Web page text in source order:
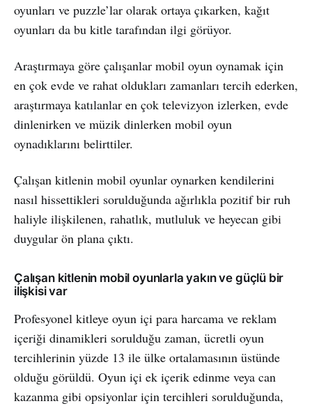
oyunları ve puzzle’lar olarak ortaya çıkarken, kağıt
oyunları da bu kitle tarafından ilgi görüyor.
Araştırmaya göre çalışanlar mobil oyun oynamak için
en çok evde ve rahat oldukları zamanları tercih ederken,
araştırmaya katılanlar en çok televizyon izlerken, evde
dinlenirken ve müzik dinlerken mobil oyun
oynadıklarını belirttiler.
Çalışan kitlenin mobil oyunlar oynarken kendilerini
nasıl hissettikleri sorulduğunda ağırlıkla pozitif bir ruh
haliyle ilişkilenen, rahatlık, mutluluk ve heyecan gibi
duygular ön plana çıktı.
Çalışan kitlenin mobil oyunlarla yakın ve güçlü bir
ilişkisi var
Profesyonel kitleye oyun içi para harcama ve reklam
içeriği dinamikleri sorulduğu zaman, ücretli oyun
tercihlerinin yüzde 13 ile ülke ortalamasının üstünde
olduğu görüldü. Oyun içi ek içerik edinme veya can
kazanma gibi opsiyonlar için tercihleri sorulduğunda,